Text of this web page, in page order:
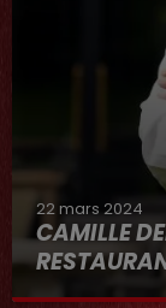
22 mars 2024
CAMILLE
Au micro